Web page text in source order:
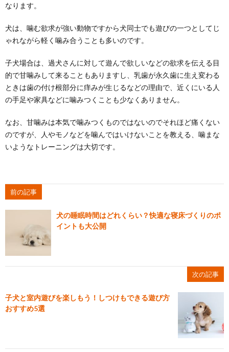
なります。
犬は、噛む欲求が強い動物ですから犬同士でも遊びの一つとしてじ
ゃれながら軽く噛み合うことも多いのです。
子犬場合は、過犬さんに対して遊んで欲しいなどの欲求を伝える目
的で甘噛みして来ることもありますし、乳歯が永久歯に生え変わる
ときは歯の付け根部分に痒みが生じるなどの理由で、近くにいる人
の手足や家具などに噛みつくことも少なくありません。
なお、甘噛みは本気で噛みつくものではないのでそれほど痛くない
のですが、人やモノなどを噛んではいけないことを教える、噛まな
いようなトレーニングは大切です。
前の記事
犬の睡眠時間はどれくらい？快適な寝床づくりのポ
イントも大公開
次の記事
子犬と室内遊びを楽しもう！しつけもできる遊び方
おすすめ5選